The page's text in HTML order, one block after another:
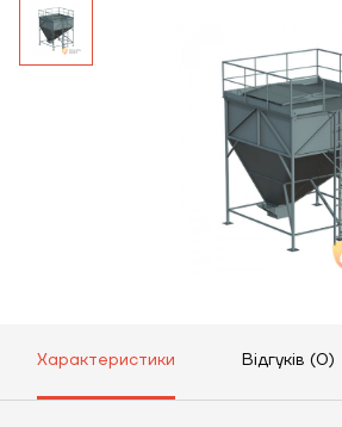
Статті
Характеристики Відгуків (0)